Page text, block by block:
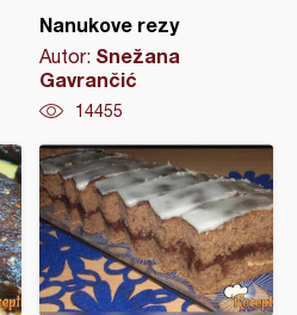
Nanukove rezy
Autor: Snežana
Gavrančić
14455